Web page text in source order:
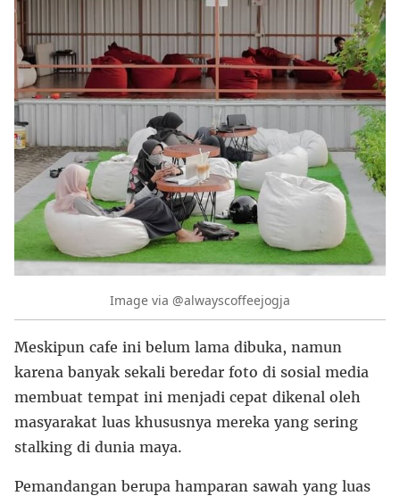
Image via @alwayscoffeejogja
Meskipun cafe ini belum lama dibuka, namun
karena banyak sekali beredar foto di sosial media
membuat tempat ini menjadi cepat dikenal oleh
masyarakat luas khususnya mereka yang sering
stalking di dunia maya.
Pemandangan berupa hamparan sawah yang luas